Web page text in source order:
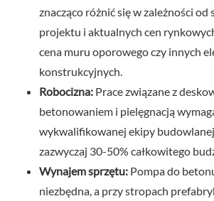
znacząco różnić się w zależności od
projektu i aktualnych cen
cena muru oporowego czy innych
konstrukcyjnych.
Robocizna: Prace związane z
betonowaniem i pielęgnacją
wykwalifikowanej ekipy
zazwyczaj 30-50% całkowitego
Wynajem sprzętu: Pompa do
niezbędna, a przy stropach